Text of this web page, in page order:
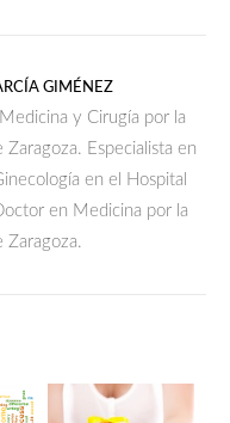
GIMÉNEZ
y Cirugía por la
Zaragoza. Especialista en
en el Hospital
en Medicina por la
Zaragoza.